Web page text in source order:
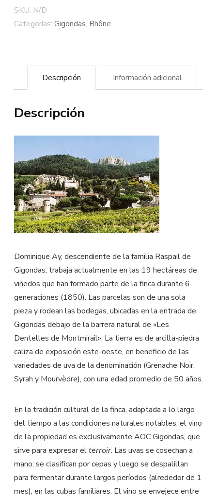
cantidad
SKU: N/D
Categorías: Gigondas, Rhône
Descripción Información adicional
Descripción
Dominique Ay, descendiente de la familia Raspail de
Gigondas, trabaja actualmente en las 19 hectáreas de
viñedos que han formado parte de la finca durante 6
generaciones (1850). Las parcelas son de una sola
pieza y rodean las bodegas, ubicadas en la entrada de
Gigondas debajo de la barrera natural de «Les
Dentelles de Montmirail». La tierra es de arcilla-piedra
caliza de exposición este-oeste, en beneficio de las
variedades de uva de la denominación (Grenache Noir,
Syrah y Mourvèdre), con una edad promedio de 50 años.
En la tradición cultural de la finca, adaptada a lo largo
del tiempo a las condiciones naturales notables, el vino
de la propiedad es exclusivamente AOC Gigondas, que
sirve para expresar elterroir. Las uvas se cosechan a
mano, se clasifican por cepas y luego se despalillan
para fermentar durante largos períodos (alrededor de 1
mes), en las cubas familiares. El vino se envejece entre